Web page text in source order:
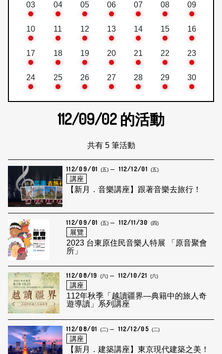
03 04 05 06 07 08 09
10 11 12 13 14 15 16
17 18 19 20 21 22 23
24 25 26 27 28 29 30
112/09/02 的活動
共有 5 筆活動
112/09/01 (五) 112/12/01 (五)
講座
【新月．音樂講座】跟著音樂去旅行！
112/09/01 (五) 112/11/30 (四)
展覽
2023 台東原住民音樂人特展 「原音聚會
所」
112/08/19 (六) 112/10/21 (六)
講座
112年秋季「越讀疆界—典籍中的旅人奇
遊導讀」系列講座
112/08/01 (二) 112/12/05 (二)
講座
【新月．建築講座】東京現代建築之美！